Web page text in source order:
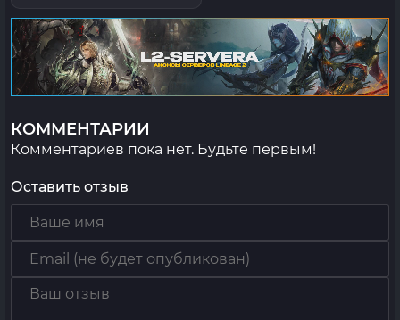
КОММЕНТАРИИ
Комментариев пока нет. Будьте первым!
Оставить отзыв